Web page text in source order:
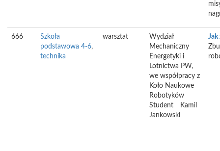
666
Szkoła
podstawowa 4-6,
technika
warsztat
Wydział
Mechaniczny
Energetyki i
Lotnictwa PW,
we współpracy z
Koło Naukowe
Robotyków
Student
Kamil
Jankowski
Jak